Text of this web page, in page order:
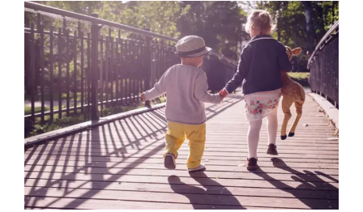
Προβολή
μεγαλύτερης
εικόνας